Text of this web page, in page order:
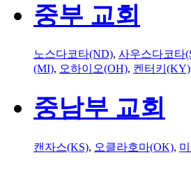
중부 교회
노스다코타(ND), 사우스다코타
(MI), 오하이오(OH), 켄터키(KY)
중남부 교회
캔자스(KS), 오클라호마(OK),